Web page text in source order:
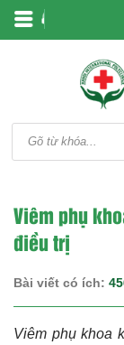
Viêm phụ
điều trị
Bài viết có ích:
Viêm phụ khoa